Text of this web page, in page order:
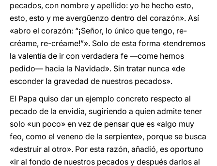
pecados, con nombre y apellido: yo he hecho esto,
esto, esto y me avergüenzo dentro del corazón». Así
«abro el corazón: “¡Señor, lo único que tengo, re-
créame, re-créame!”». Solo de esta forma «tendremos
la valentía de ir con verdadera fe —come hemos
pedido— hacia la Navidad». Sin tratar nunca «de
esconder la gravedad de nuestros pecados».
El Papa quiso dar un ejemplo concreto respecto al
pecado de la envidia, sugiriendo a quien admite tener
solo «un poco» en vez de pensar que es «algo muy
feo, como el veneno de la serpiente», porque se busca
«destruir al otro». Por esta razón, añadió, es oportuno
«ir al fondo de nuestros pecados y después darlos al